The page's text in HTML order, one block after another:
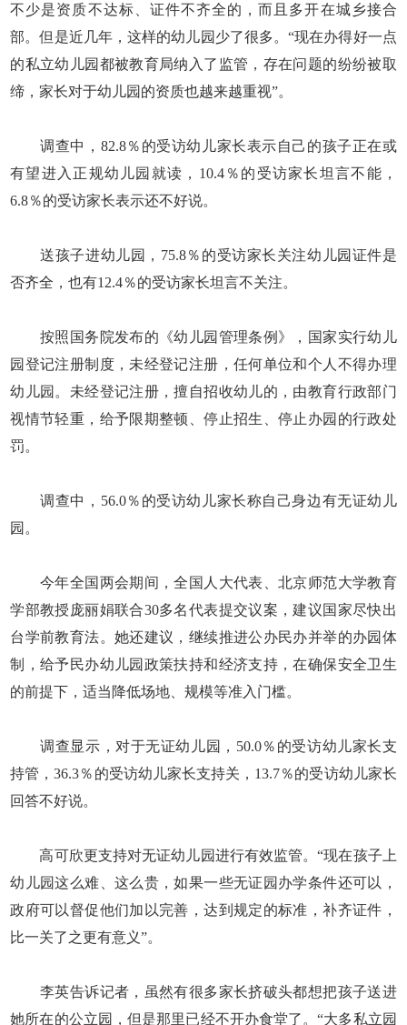
不少是资质不达标、证件不齐全的，而且多开在城乡接合
部。但是近几年，这样的幼儿园少了很多。“现在办得好一点
的私立幼儿园都被教育局纳入了监管，存在问题的纷纷被取
缔，家长对于幼儿园的资质也越来越重视”。
调查中，82.8％的受访幼儿家长表示自己的孩子正在或
有望进入正规幼儿园就读，10.4％的受访家长坦言不能，
6.8％的受访家长表示还不好说。
送孩子进幼儿园，75.8％的受访家长关注幼儿园证件是
否齐全，也有12.4％的受访家长坦言不关注。
按照国务院发布的《幼儿园管理条例》，国家实行幼儿
园登记注册制度，未经登记注册，任何单位和个人不得办理
幼儿园。未经登记注册，擅自招收幼儿的，由教育行政部门
视情节轻重，给予限期整顿、停止招生、停止办园的行政处
罚。
调查中，56.0％的受访幼儿家长称自己身边有无证幼儿
园。
今年全国两会期间，全国人大代表、北京师范大学教育
学部教授庞丽娟联合30多名代表提交议案，建议国家尽快出
台学前教育法。她还建议，继续推进公办民办并举的办园体
制，给予民办幼儿园政策扶持和经济支持，在确保安全卫生
的前提下，适当降低场地、规模等准入门槛。
调查显示，对于无证幼儿园，50.0％的受访幼儿家长支
持管，36.3％的受访幼儿家长支持关，13.7％的受访幼儿家长
回答不好说。
高可欣更支持对无证幼儿园进行有效监管。“现在孩子上
幼儿园这么难、这么贵，如果一些无证园办学条件还可以，
政府可以督促他们加以完善，达到规定的标准，补齐证件，
比一关了之更有意义”。
李英告诉记者，虽然有很多家长挤破头都想把孩子送进
她所在的公立园，但是那里已经不开办食堂了。“大多私立园